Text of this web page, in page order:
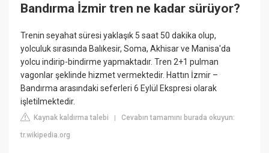
Bandırma İzmir tren ne kadar sürüyor?
Trenin seyahat süresi yaklaşık 5 saat 50 dakika olup,
yolculuk sırasında Balıkesir, Soma, Akhisar ve Manisa'da
yolcu indirip-bindirme yapmaktadır. Tren 2+1 pulman
vagonlar şeklinde hizmet vermektedir. Hattın İzmir –
Bandırma arasındaki seferleri 6 Eylül Ekspresi olarak
işletilmektedir.
Kaynak kaldırma talebi |Cevabın tamamını burada okuyun:
tr.wikipedia.org